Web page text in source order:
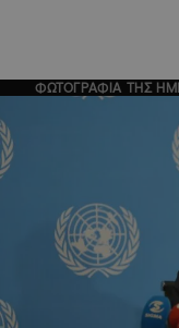
ΦΩΤΟΓΡΑΦΙΑ ΤΗΣ